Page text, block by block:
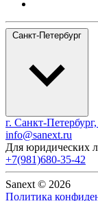
Санкт-Петербург
г. Санкт-
info@sanext.ru
Для юридических
+7(981)680-35-42
Sanext © 2026
Политика